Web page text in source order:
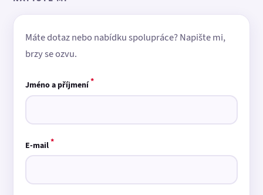
Máte dotaz nebo nabídku spolupráce? Napište mi,
brzy se ozvu.
Jméno a příjmení*
E-mail*